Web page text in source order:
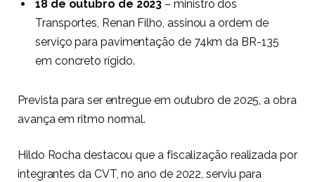
18 de outubro de 2023 – ministro dos
Transportes, Renan Filho, assinou a ordem de
serviço para pavimentação de 74km da BR-135
em concreto rígido.
Prevista para ser entregue em outubro de 2025, a obra
avança em ritmo normal.
Hildo Rocha destacou que a fiscalização realizada por
integrantes da CVT, no ano de 2022, serviu para